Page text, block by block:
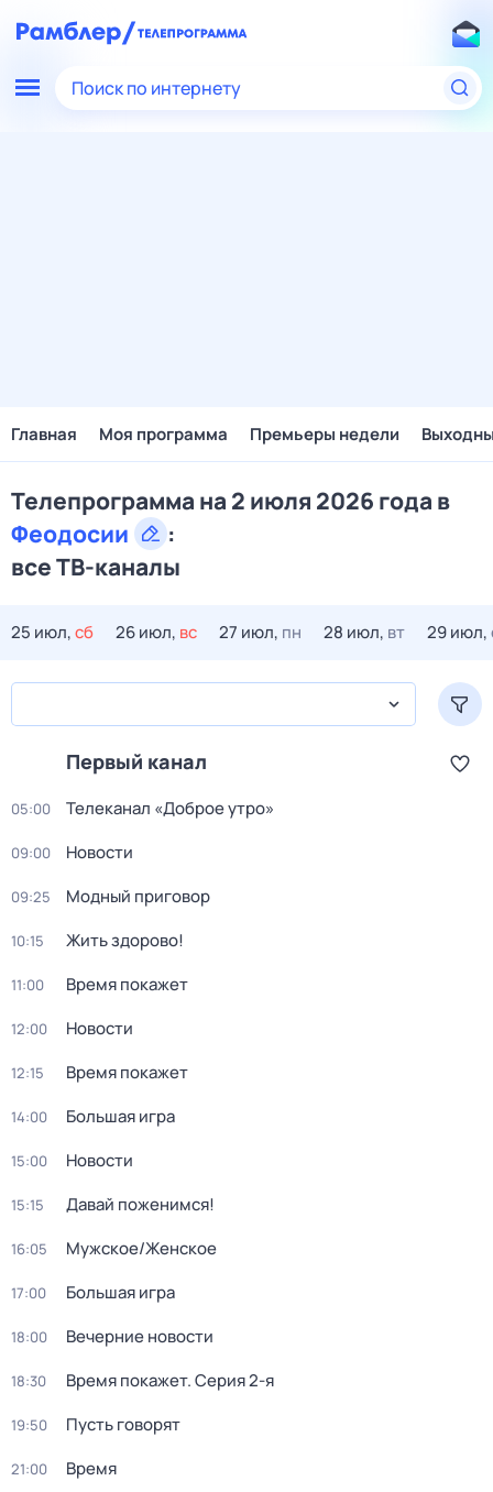
Поиск по интернету
Главная Моя программа Премьеры недели
Телепрограмма на 2 июля 2026 года в
Феодосии
:
все ТВ-каналы
25 июл,сб 26 июл, вс 27 июл, пн 28 июл, вт 29 июл,
Первый канал
05:00 Телеканал «Доброе утро»
09:00 Новости
09:25 Модный приговор
10:15 Жить здорово!
11:00 Время покажет
12:00 Новости
12:15 Время покажет
14:00 Большая игра
15:00 Новости
15:15 Давай поженимся!
16:05 Мужское/Женское
17:00 Большая игра
18:00 Вечерние новости
18:30 Время покажет. Серия 2-я
19:50 Пусть говорят
21:00 Время